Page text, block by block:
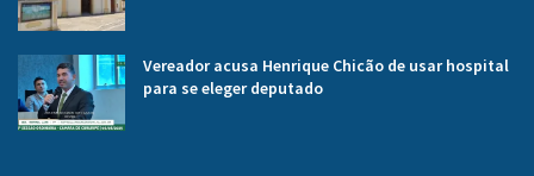
Vereador acusa Henrique Chicão de usar hospital
para se eleger deputado